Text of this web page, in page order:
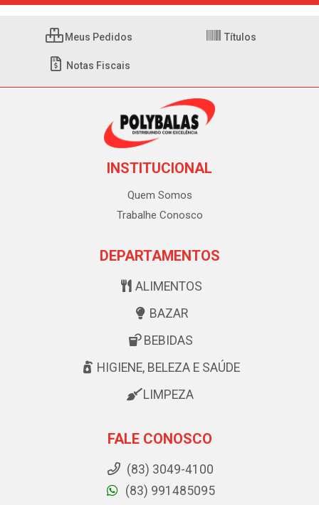
Meus Pedidos Títulos
Notas Fiscais
INSTITUCIONAL
Quem Somos
Trabalhe Conosco
DEPARTAMENTOS
ALIMENTOS
BAZAR
BEBIDAS
HIGIENE, BELEZA E SAÚDE
LIMPEZA
FALE CONOSCO
(83) 3049-4100
(83) 991485095